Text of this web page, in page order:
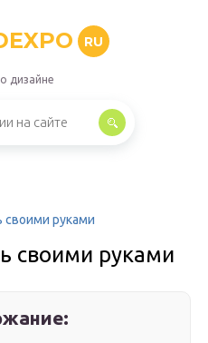
RU
дизайне
своими руками
своими руками